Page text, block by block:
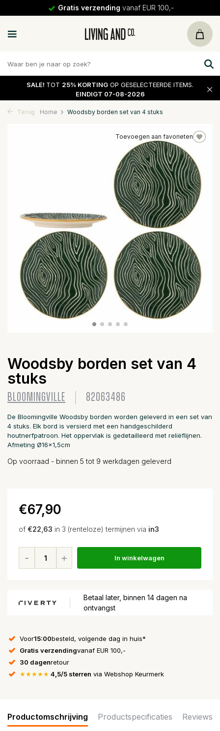
Gratis verzending vanaf EUR 100,-
SALE! TOT 25% KORTING OP GESELECTEERDE ITEMS.
EINDIGT 07-08-2026
Terug Home Woodsby borden set van 4 stuks
Toevoegen aan favorieten
Woodsby borden set van 4
stuks
BLOOMINGVILLE 82063486
De Bloomingville Woodsby borden worden geleverd in een set van
4 stuks. Elk bord is versierd met een handgeschilderd
houtnerfpatroon. Het oppervlak is gedetailleerd met reliëflijnen.
Afmeting Ø16x1,5cm
Op voorraad - binnen 5 tot 9 werkdagen geleverd
€67,90
of €22,63 in 3 (renteloze) termijnen via in3
In winkelwagen
Betaal later, binnen 14 dagen na
ontvangst
Voor15:00besteld, volgende dag in huis*
Gratis verzendingvanaf EUR 100,-
30 dagenretour
★★★★★ 4,5/5 sterren via Webshop Keurmerk
Productomschrijving Productspecificaties Reviews